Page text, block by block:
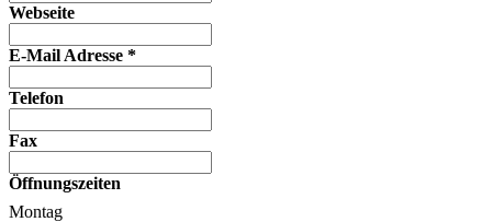
Webseite
E-Mail Adresse *
Telefon
Fax
Öffnungszeiten
Montag